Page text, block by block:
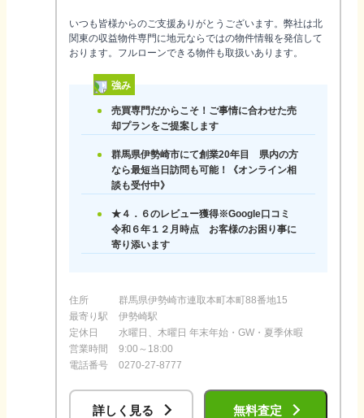
いつも皆様からのご支援ありがとうございます。弊社は北
関東の収益物件専門に地元ならではの物件情報を発信して
おります。フルローンできる物件も取扱いあります。
強み
売買専門だからこそ！ご事情に合わせた売
却プランをご提案します
群馬県伊勢崎市にて創業20年目 県内の方
なら最短当日訪問も可能！《オンライン相
談も受付中》
★４．６のレビュー獲得※Google口コミ
令和６年１２月時点 お客様のお困り事に
寄り添います
住所
群馬県伊勢崎市連取本町本町88番地15
最寄り駅
伊勢崎駅
定休日
水曜日、木曜日 年末年始・GW・夏季休暇
営業時間
9:00～18:00
電話番号
0270-27-8777
詳しく見る 無料査定